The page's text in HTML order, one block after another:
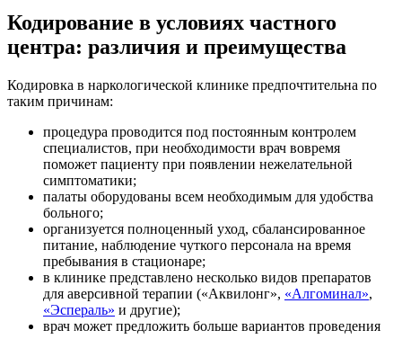
Кодирование в условиях частного
центра: различия и преимущества
Кодировка в наркологической клинике предпочтительна по
таким причинам:
процедура проводится под постоянным контролем
специалистов, при необходимости врач вовремя
поможет пациенту при появлении нежелательной
симптоматики;
палаты оборудованы всем необходимым для удобства
больного;
организуется полноценный уход, сбалансированное
питание, наблюдение чуткого персонала на время
пребывания в стационаре;
в клинике представлено несколько видов препаратов
для аверсивной терапии («Аквилонг», «Алгоминал»,
«Эспераль» и другие);
врач может предложить больше вариантов проведения